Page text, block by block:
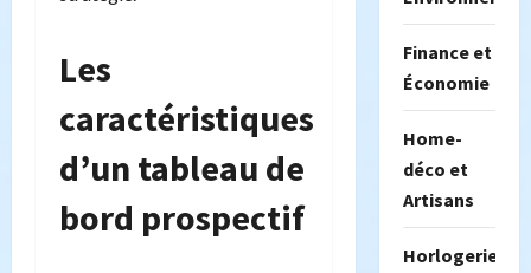
Les
caractéristiques
d’un tableau de
bord prospectif
Finance et
Économie
Home-
déco et
Artisans
Horlogerie